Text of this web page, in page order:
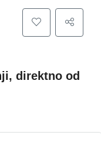
direktno od